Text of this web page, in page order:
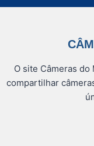
O site Câmeras
compartilhar